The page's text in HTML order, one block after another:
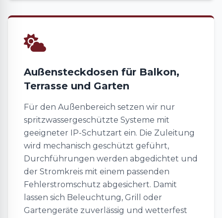
Außensteckdosen für Balkon,
Terrasse und Garten
Für den Außenbereich setzen wir nur
spritzwassergeschützte Systeme mit
geeigneter IP-Schutzart ein. Die Zuleitung
wird mechanisch geschützt geführt,
Durchführungen werden abgedichtet und
der Stromkreis mit einem passenden
Fehlerstromschutz abgesichert. Damit
lassen sich Beleuchtung, Grill oder
Gartengeräte zuverlässig und wetterfest